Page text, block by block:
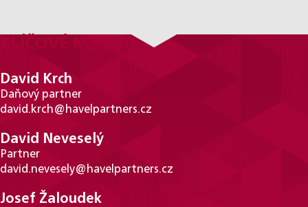
KLÍČOVÉ KONTAKTY
David Krch
Daňový partner
david.krch@havelpartners.cz
David Neveselý
Partner
david.nevesely@havelpartners.cz
Josef Žaloudek